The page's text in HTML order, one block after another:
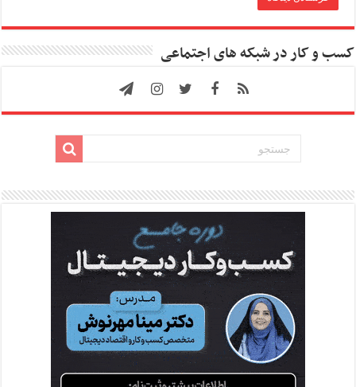
کسب و کار در شبکه های اجتماعی